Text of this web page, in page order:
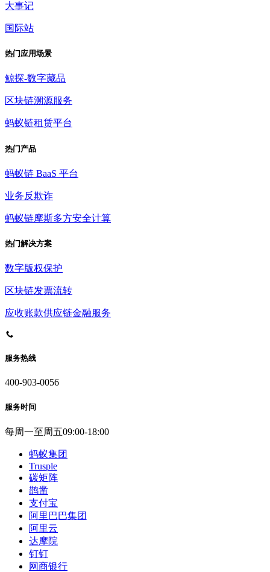
大事记
国际站
热门应用场景
鲸探-数字藏品
区块链溯源服务
蚂蚁链租赁平台
热门产品
蚂蚁链 BaaS 平台
业务反欺诈
蚂蚁链摩斯多方安全计算
热门解决方案
数字版权保护
区块链发票流转
应收账款供应链金融服务
服务热线
400-903-0056
服务时间
每周一至周五09:00-18:00
蚂蚁集团
Trusple
碳矩阵
鹊凿
支付宝
阿里巴巴集团
阿里云
达摩院
钉钉
网商银行